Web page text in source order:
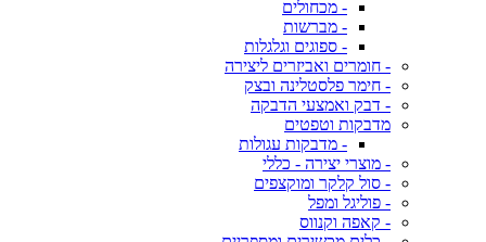
- מכחולים
- מברשות
- ספוגים וגלגלות
- חומרים ואביזרים ליצירה
- חימר פלסטלינה ובצק
- דבק ואמצעי הדבקה
מדבקות וטפטים
- מדבקות עגולות
- מוצרי יצירה - כללי
- סול קלקר ומוקצפים
- פוליגל ומפל
- קאפה וקנווס